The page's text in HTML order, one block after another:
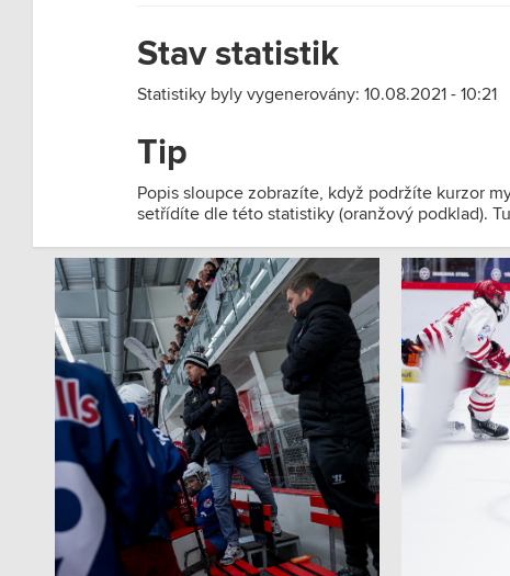
Stav statistik
Statistiky byly vygenerovány: 10.08.2021 - 10:21
Tip
Popis sloupce zobrazíte, když podržíte kurzor
setřídíte dle této statistiky (oranžový podklad).